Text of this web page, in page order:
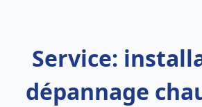
Service:
dépannage